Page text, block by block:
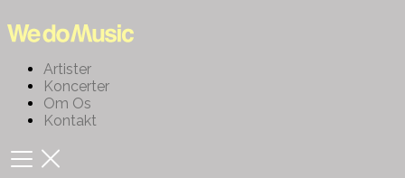
Artister
Koncerter
Om Os
Kontakt